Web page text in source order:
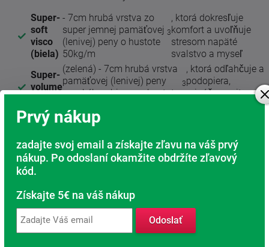
Super-
soft
visco
(biela)
- 7cm hrubá vrstva zo
super jemnej pamäťovej
(lenivej) peny o hustote
50kg/m
3
, ktorá dokresľuje
komfort a uvoľňuje
stresom napäté
svalstvo a myseľ
Super-
volume
(zelená) - 7cm hrubá vrstva
pamäťovej (lenivej) peny
vysokého objemu o hustote
3
, ktorá odľahčuje a
podopiera,
prináša pocit
- 11cm hrubá vrstva zónovaného jadra
pružnosť, vdušnosť a prirodzenú tuhosť.
Prvý nákup
zadajte svoj email a získajte zľavu na váš prvý
nákup. Po odoslaní okamžite obdržíte zľavový
kód.
Získajte 5€ na váš nákup
Odoslať